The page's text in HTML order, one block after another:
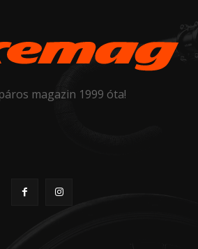
magazin 1999 óta!